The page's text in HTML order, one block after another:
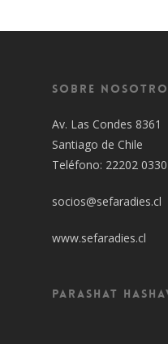
Sobre
Av. Las Condes 8361
Santiago de Chile
Teléfono: 22202 0330
socios@sefaradies.cl
www.sefaradies.cl
Parashat